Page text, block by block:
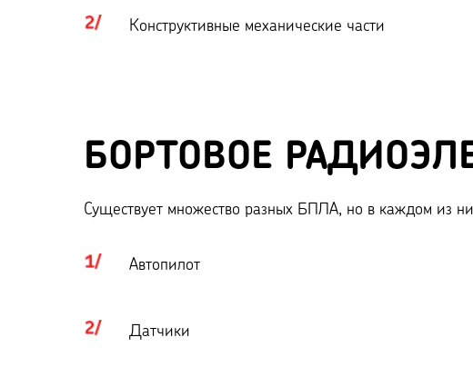
Конструктивные механические части
БОРТОВОЕ
Существует множество разных БПЛА, но в каждом из
Автопилот
Датчики